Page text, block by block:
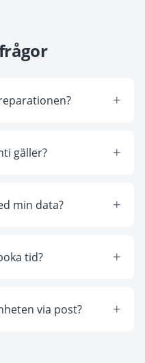
+
gäller? +
min data? +
tid? +
via post? +